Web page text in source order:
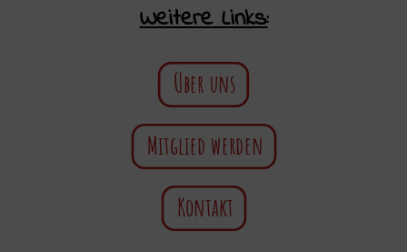
Weitere Links:
Über uns
Mitglied werden
Kontakt